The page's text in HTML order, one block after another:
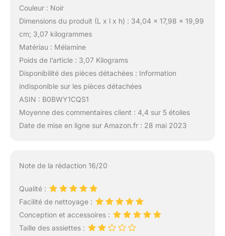
Couleur : Noir
Dimensions du produit (L x l x h) : 34,04 x 17,98 x 19,99
cm; 3,07 kilogrammes
Matériau : Mélamine
Poids de l’article : 3,07 Kilograms
Disponibilité des pièces détachées : Information
indisponible sur les pièces détachées
ASIN : B0BWY1CQS1
Moyenne des commentaires client : 4,4 sur 5 étoiles
Date de mise en ligne sur Amazon.fr : 28 mai 2023
Note de la rédaction 16/20
Qualité :
Facilité de nettoyage :
Conception et accessoires :
Taille des assiettes :